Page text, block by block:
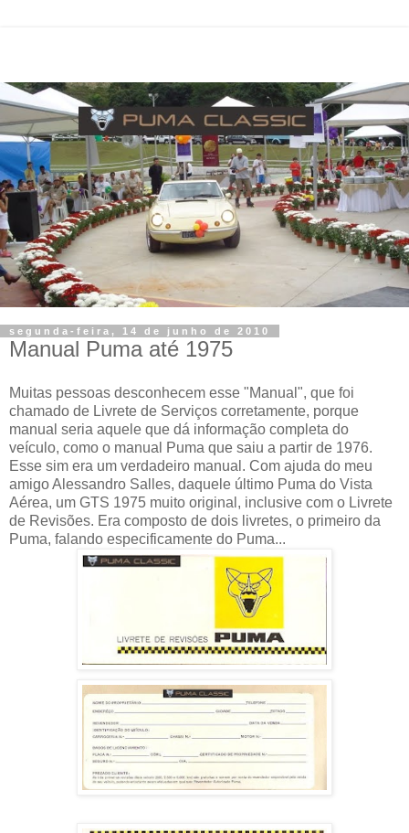
segunda-feira, 14 de junho de 2010
Manual Puma até 1975
Muitas pessoas desconhecem esse "Manual", que foi
chamado de Livrete de Serviços corretamente, porque
manual seria aquele que dá informação completa do
veículo, como o manual Puma que saiu a partir de 1976.
Esse sim era um verdadeiro manual. Com ajuda do meu
amigo Alessandro Salles, daquele último Puma do Vista
Aérea, um GTS 1975 muito original, inclusive com o Livrete
de Revisões. Era composto de dois livretes, o primeiro da
Puma, falando especificamente do Puma...